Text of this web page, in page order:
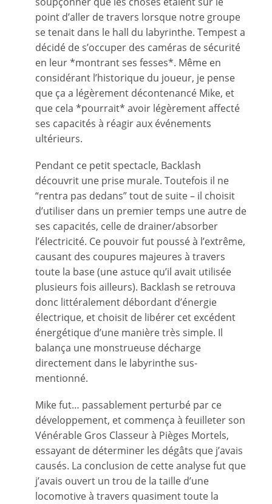
point d’aller de travers lorsque notre groupe
se tenait dans le hall du labyrinthe. Tempest a
décidé de s’occuper des caméras de sécurité
en leur *montrant ses fesses*. Même en
considérant l’historique du joueur, je pense
que ça a légèrement décontenancé Mike, et
que cela *pourrait* avoir légèrement affecté
ses capacités à réagir aux événements
ultérieurs.
Pendant ce petit spectacle, Backlash
découvrit une prise murale. Toutefois il ne
“rentra pas dedans” tout de suite – il choisit
d’utiliser dans un premier temps une autre de
ses capacités, celle de drainer/absorber
l’électricité. Ce pouvoir fut poussé à l’extrême,
causant des coupures majeures à travers
toute la base (une astuce qu’il avait utilisée
plusieurs fois ailleurs). Backlash se retrouva
donc littéralement débordant d’énergie
électrique, et choisit de libérer cet excédent
énergétique d’une manière très simple. Il
balança une monstrueuse décharge
directement dans le labyrinthe sus-
mentionné.
Mike fut… passablement perturbé par ce
développement, et commença à feuilleter son
Vénérable Gros Classeur à Pièges Mortels,
essayant de déterminer les dégâts que j’avais
causés. La conclusion de cette analyse fut que
j’avais ouvert un trou de la taille d’une
locomotive à travers quasiment toute la